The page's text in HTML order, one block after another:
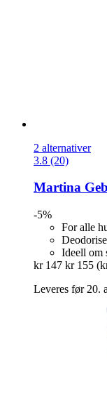
2 alternativer
3.8 (20)
Martina
-5%
For alle
Ideell om
kr 147 kr 155
Leveres før 20.